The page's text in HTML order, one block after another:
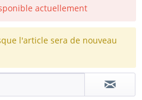
actuellement
l'article sera de nouveau